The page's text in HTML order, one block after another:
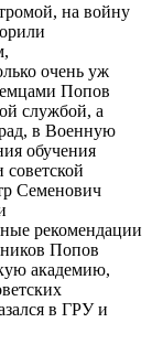
на войну
очень уж
Попов
службой, а
в Военную
обучения
Семенович
рекомендации
Попов
академию,
в ГРУ и